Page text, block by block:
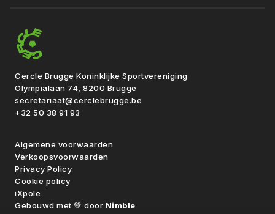
Cercle Brugge Koninklijke Sportvereniging
Olympialaan 74, 8200 Brugge
secretariaat@cerclebrugge.be
+32 50 38 91 93
Algemene voorwaarden
Verkoopsvoorwaarden
Privacy Policy
Cookie policy
iXpole
Gebouwd met 💚 door Nimble